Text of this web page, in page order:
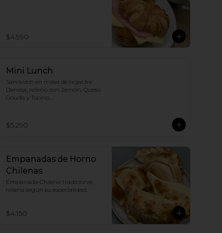
$4.990
Mini Lunch
Sandwich en masa de hojaldre
Danesa, relleno con Jamón, Queso
Gouda y Tocino.
solo disfruta.!
$5.290
Empanadas de Horno
Chilenas
Empanada Chilena tradicional,
rellena según su especialidad.
$4.150